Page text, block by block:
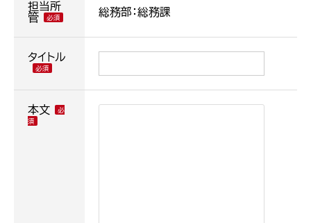
担当所
管
総務部：総務課
タイトル
本文